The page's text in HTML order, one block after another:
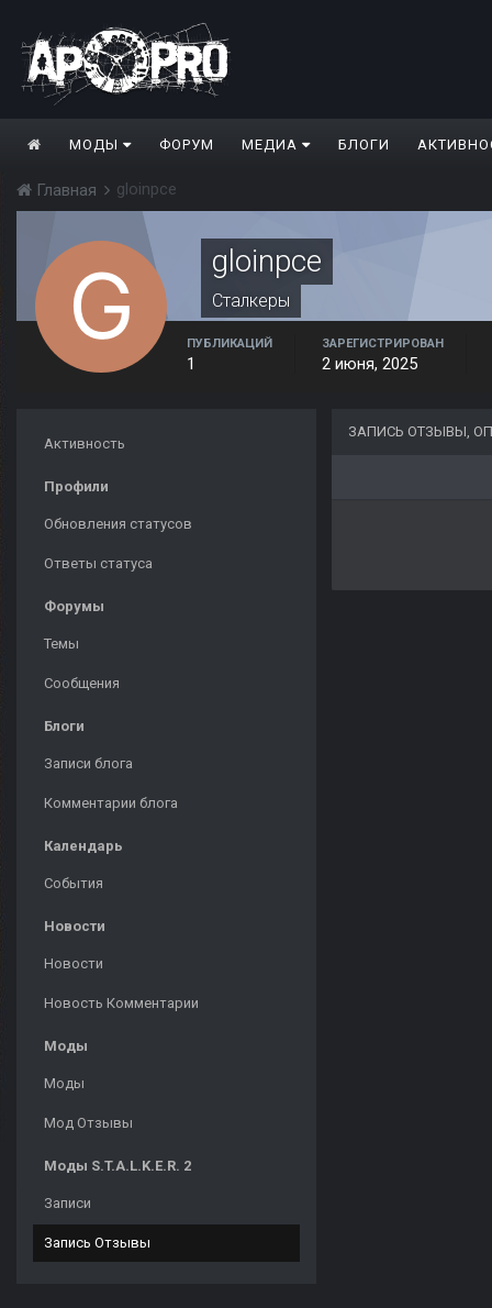
МОДЫ ФОРУМ МЕДИА БЛОГИ
Главная gloinpce
gloinpce
Сталкеры
ПУБЛИКАЦИЙ
1
ЗАРЕГИСТРИРОВАН
2 июня, 2025
Активность
Профили
Обновления статусов
Ответы статуса
Форумы
Темы
Сообщения
Блоги
Записи блога
Комментарии блога
Календарь
События
Новости
Новости
Новость Комментарии
Моды
Моды
Мод Отзывы
Моды S.T.A.L.K.E.R. 2
Записи
Запись Отзывы
ЗАПИСЬ ОТЗЫВЫ,